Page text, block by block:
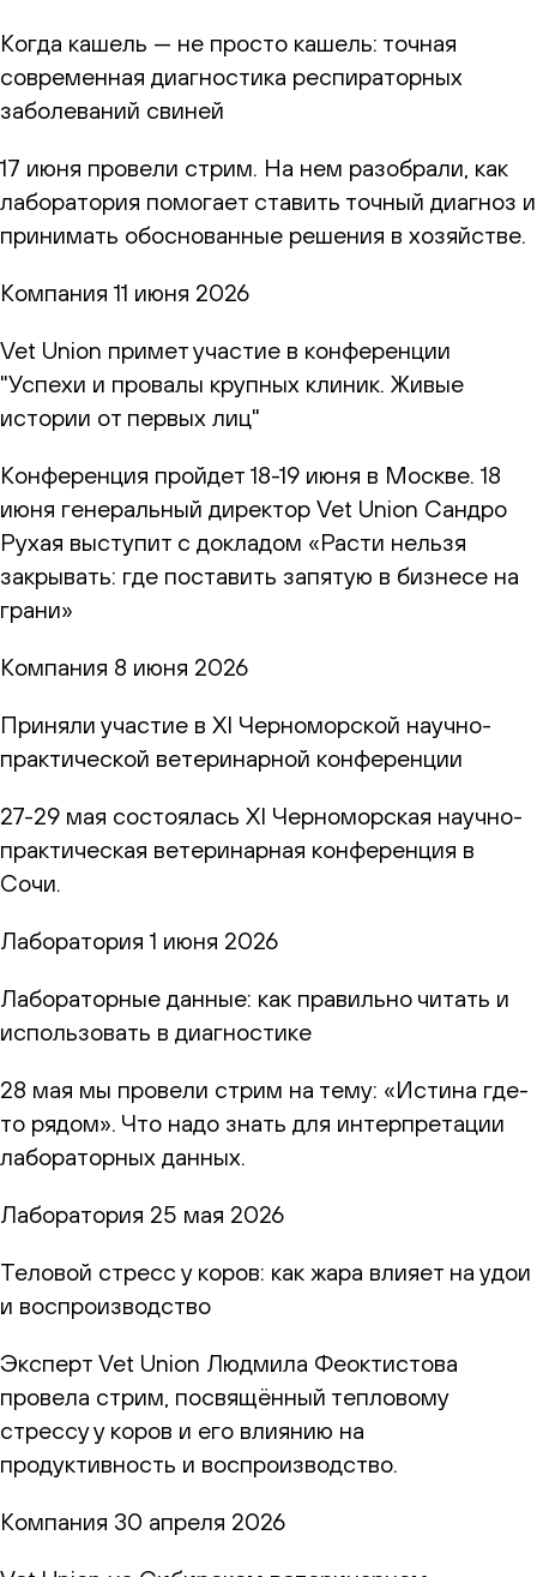
Когда кашель — не просто кашель: точная
современная диагностика респираторных
заболеваний свиней
17 июня провели стрим. На нем разобрали, как
лаборатория помогает ставить точный диагноз и
принимать обоснованные решения в хозяйстве.
Компания 11 июня 2026
Vet Union примет участие в конференции
"Успехи и провалы крупных клиник. Живые
истории от первых лиц"
Конференция пройдет 18-19 июня в Москве. 18
июня генеральный директор Vet Union Сандро
Рухая выступит с докладом «Расти нельзя
закрывать: где поставить запятую в бизнесе на
грани»
Компания 8 июня 2026
Приняли участие в XI Черноморской научно-
практической ветеринарной конференции
27-29 мая состоялась XI Черноморская научно-
практическая ветеринарная конференция в
Сочи.
Лаборатория 1 июня 2026
Лабораторные данные: как правильно читать и
использовать в диагностике
28 мая мы провели стрим на тему: «Истина где-
то рядом». Что надо знать для интерпретации
лабораторных данных.
Лаборатория 25 мая 2026
Теловой стресс у коров: как жара влияет на удои
и воспроизводство
Эксперт Vet Union Людмила Феоктистова
провела стрим, посвящённый тепловому
стрессу у коров и его влиянию на
продуктивность и воспроизводство.
Компания 30 апреля 2026